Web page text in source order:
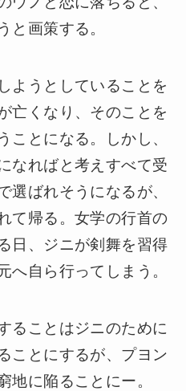
と画策する。
ようとしていることを
亡くなり、そのことを
ことになる。しかし、
なればと考えすべて受
選ばれそうになるが、
て帰る。女学の行首の
日、ジニが剣舞を習得
へ自ら行ってしまう。
ることはジニのために
ことにするが、プヨン
地に陥ることにー。